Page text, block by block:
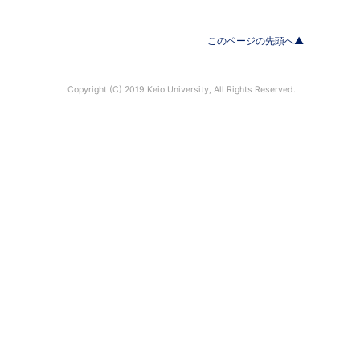
このページの先頭へ▲
Copyright (C) 2019 Keio University, All Rights Reserved.